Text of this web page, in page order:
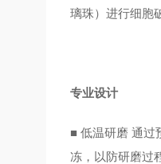
璃珠）进行细胞
专业设计
■ 低温研磨 通过
冻，以防研磨过